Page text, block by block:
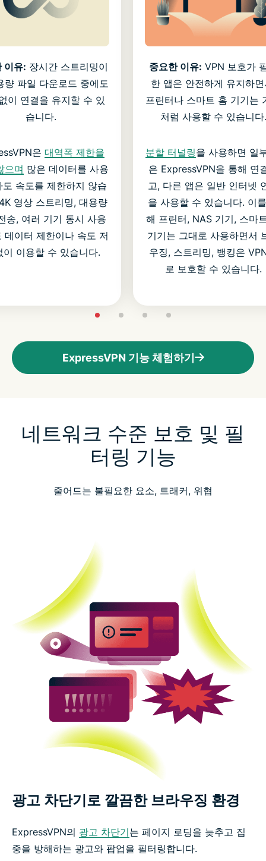
이유: 장시간 스트리밍이
량 파일 다운로드 중에도
이 연결을 유지할 수 있
습니다.
은 대역폭 제한을
으며 많은 데이터를 사용
도 속도를 제한하지 않습
영상 스트리밍, 대용량
송, 여러 기기 동시 사용
데이터 제한이나 속도 저
이 이용할 수 있습니다.
중요한 이유: VPN 보호가
한 앱은 안전하게 유지하면
프린터나 스마트 홈 기기는
처럼 사용할 수 있습니다.
분할 터널링을 사용하면 일
은 ExpressVPN을 통해 연
고, 다른 앱은 일반 인터넷
을 사용할 수 있습니다. 이
해 프린터, NAS 기기, 스마
기기는 그대로 사용하면서
우징, 스트리밍, 뱅킹은
로 보호할 수 있습니다.
ExpressVPN 기능 체험하기
네트워크 수준 보호 및 필
터링 기능
줄어드는 불필요한 요소, 트래커, 위협
광고 차단기로 깔끔한 브라우징 환경
ExpressVPN의 광고 차단기는 페이지 로딩을 늦추고 집
중을 방해하는 광고와 팝업을 필터링합니다.